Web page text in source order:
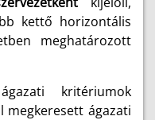
kettő horizontális
meghatározott
kritériumok
megkeresett ágazati